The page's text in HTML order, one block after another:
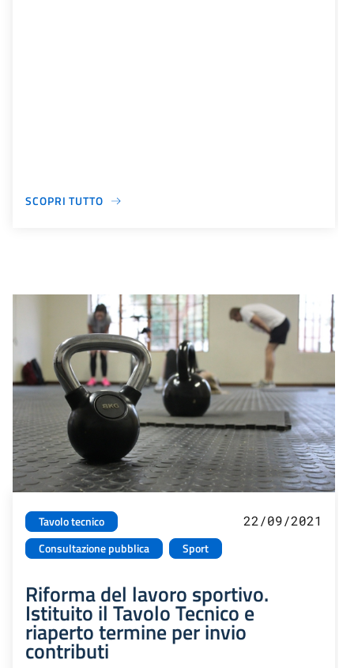
SCOPRI TUTTO
Tavolo tecnico
Consultazione pubblica
Sport
22/09/2021
Riforma del lavoro sportivo.
Istituito il Tavolo Tecnico e
riaperto termine per invio
contributi